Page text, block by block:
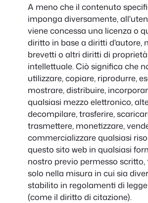
A meno che il contenuto
imponga diversamente,
viene concessa una licenza o
diritto in base a diritti d'autore,
brevetti o altri diritti di proprietà
intellettuale. Ciò significa che
utilizzare, copiare, riprodurre,
mostrare, distribuire,
qualsiasi mezzo elettronico,
decompilare, trasferire,
trasmettere, monetizzare,
commercializzare qualsiasi
questo sito web in qualsiasi
nostro previo permesso scritto,
solo nella misura in cui sia
stabilito in regolamenti di
(come il diritto di citazione).